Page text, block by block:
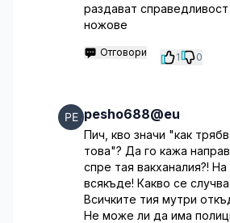
раздават
ножове
Отговори 1 0
pesho688@eu
Пич, кво значи "как
това"? Да го кажа
спре тая вакханалия?!
всякъде! Какво се
Всичките тия мутри
Не може ли да има